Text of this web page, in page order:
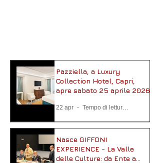
Pazziella, a Luxury
Collection Hotel, Capri,
apre sabato 25 aprile 2026
22 apr
Nasce GIFFONI
EXPERIENCE - La Valle
delle Culture: da Ente a